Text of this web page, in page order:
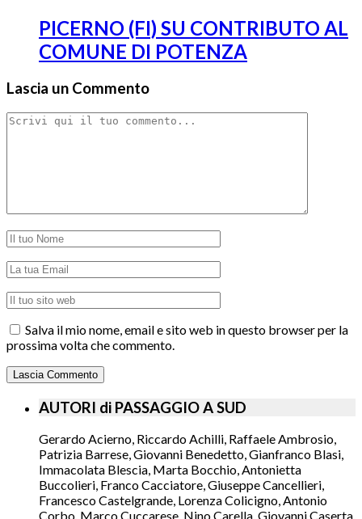
PICERNO (FI) SU CONTRIBUTO AL
COMUNE DI POTENZA
Lascia un Commento
Salva il mio nome, email e sito web in questo browser per la
prossima volta che commento.
AUTORI di PASSAGGIO A SUD
Gerardo Acierno, Riccardo Achilli, Raffaele Ambrosio,
Patrizia Barrese, Giovanni Benedetto, Gianfranco Blasi,
Immacolata Blescia, Marta Bocchio, Antonietta
Buccolieri, Franco Cacciatore, Giuseppe Cancellieri,
Francesco Castelgrande, Lorenza Colicigno, Antonio
Corbo, Marco Cuccarese, Nino Carella, Giovanni Caserta,